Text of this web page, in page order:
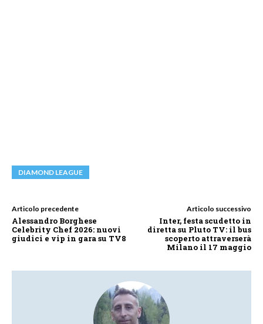
DIAMOND LEAGUE
Articolo precedente
Alessandro Borghese
Celebrity Chef 2026: nuovi
giudici e vip in gara su TV8
Articolo successivo
Inter, festa scudetto in
diretta su Pluto TV: il bus
scoperto attraverserà
Milano il 17 maggio